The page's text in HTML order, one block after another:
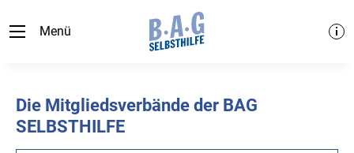
Menü
Die Mitgliedsverbände der BAG
SELBSTHILFE